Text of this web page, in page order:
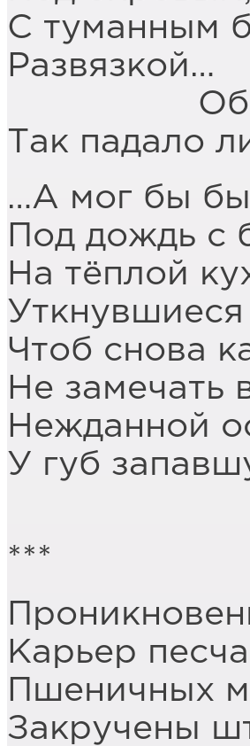
С туманным
Развязкой…
Так падало
…А мог бы
Под дождь с
На тёплой
Чтоб снова
Не замечать
Нежданной
У губ
***
Карьер
Пшеничных
Закручены